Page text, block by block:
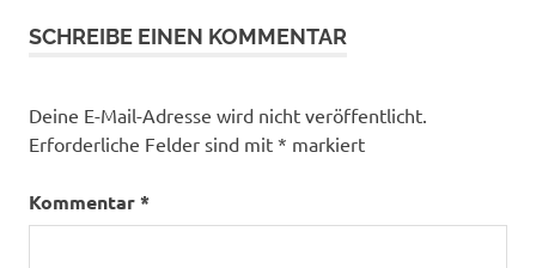
SCHREIBE EINEN KOMMENTAR
Deine E-Mail-Adresse wird nicht veröffentlicht.
Erforderliche Felder sind mit * markiert
Kommentar*